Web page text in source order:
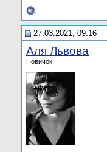
27.03.2021, 09:16
Аля Львова
Новичок